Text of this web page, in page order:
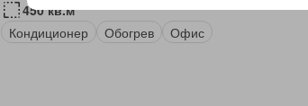
450 кв.м
Кондиционер
Обогрев Офис